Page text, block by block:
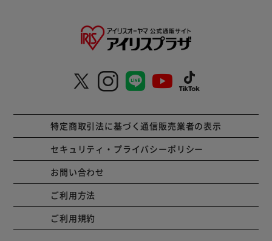
特定商取引法に基づく通信販売業者の表示
セキュリティ・プライバシーポリシー
お問い合わせ
ご利用方法
ご利用規約